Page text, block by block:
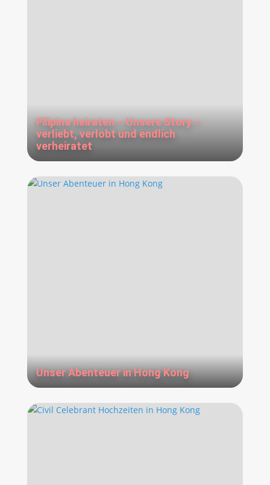
Filipina heiraten – Unsere Story –
verliebt, verlobt und endlich
verheiratet
Unser Abenteuer in Hong Kong